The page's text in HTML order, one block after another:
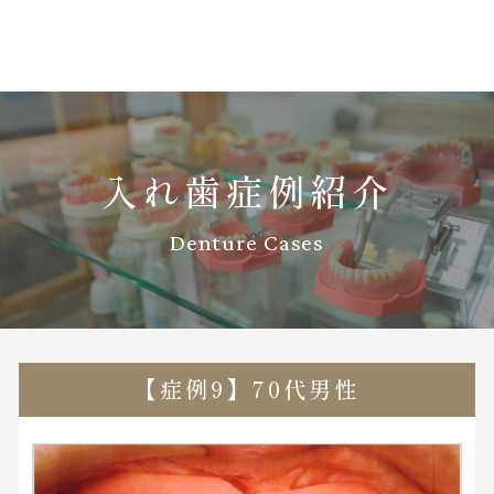
入れ歯症例紹介
Denture Cases
【症例9】70代男性